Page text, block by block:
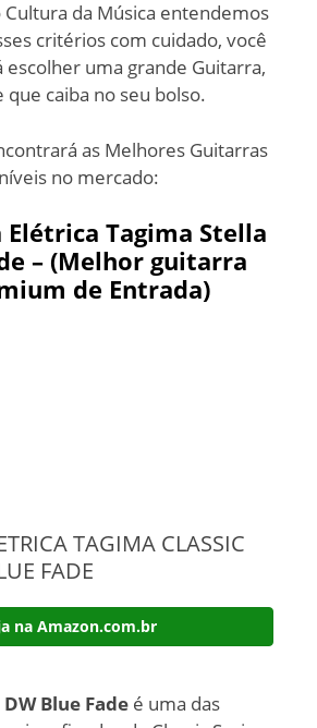
da Música entendemos
critérios com cuidado, você
uma grande Guitarra,
que caiba no seu bolso.
as Melhores Guitarras
no mercado:
Tagima Stella
– (Melhor guitarra
de Entrada)
TAGIMA CLASSIC
FADE
na Amazon.com.br
Blue Fade é uma das